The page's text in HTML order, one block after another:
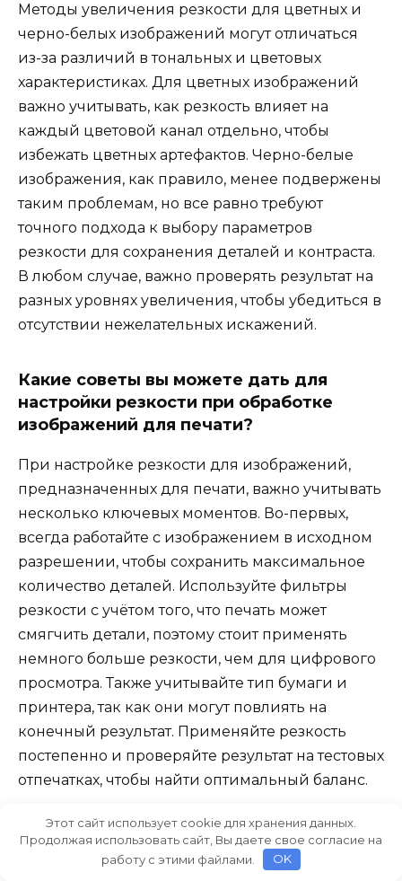
Методы увеличения резкости для цветных и
черно-белых изображений могут отличаться
из-за различий в тональных и цветовых
характеристиках. Для цветных изображений
важно учитывать, как резкость влияет на
каждый цветовой канал отдельно, чтобы
избежать цветных артефактов. Черно-белые
изображения, как правило, менее подвержены
таким проблемам, но все равно требуют
точного подхода к выбору параметров
резкости для сохранения деталей и контраста.
В любом случае, важно проверять результат на
разных уровнях увеличения, чтобы убедиться в
отсутствии нежелательных искажений.
Какие советы вы можете дать для
настройки резкости при обработке
изображений для печати?
При настройке резкости для изображений,
предназначенных для печати, важно учитывать
несколько ключевых моментов. Во-первых,
всегда работайте с изображением в исходном
разрешении, чтобы сохранить максимальное
количество деталей. Используйте фильтры
резкости с учётом того, что печать может
смягчить детали, поэтому стоит применять
немного больше резкости, чем для цифрового
просмотра. Также учитывайте тип бумаги и
принтера, так как они могут повлиять на
конечный результат. Применяйте резкость
постепенно и проверяйте результат на тестовых
отпечатках, чтобы найти оптимальный баланс.
Видео:
Этот сайт использует cookie для хранения данных.
Продолжая использовать сайт, Вы даете свое согласие на
работу с этими файлами.
OK